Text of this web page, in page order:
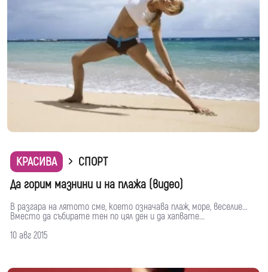
КРАСИВА
СПОРТ
Да горим мазнини и на плажа (видео)
В разгара на лятото сме, което означава плаж, море, веселие...
Вместо да събирате тен по цял ден и да хапвате...
10 авг 2015